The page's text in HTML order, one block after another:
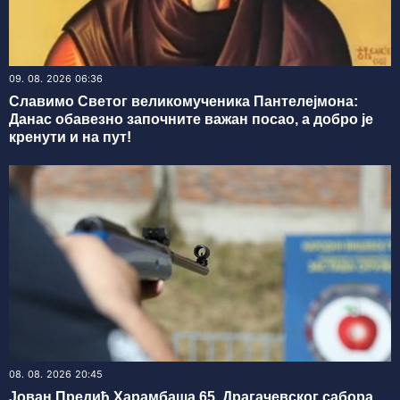
09. 08. 2026 06:36
Славимо Светог великомученика Пантелејмона:
Данас обавезно започните важан посао, а добро је
кренути и на пут!
08. 08. 2026 20:45
Јован Предић Харамбаша 65. Драгачевског сабора